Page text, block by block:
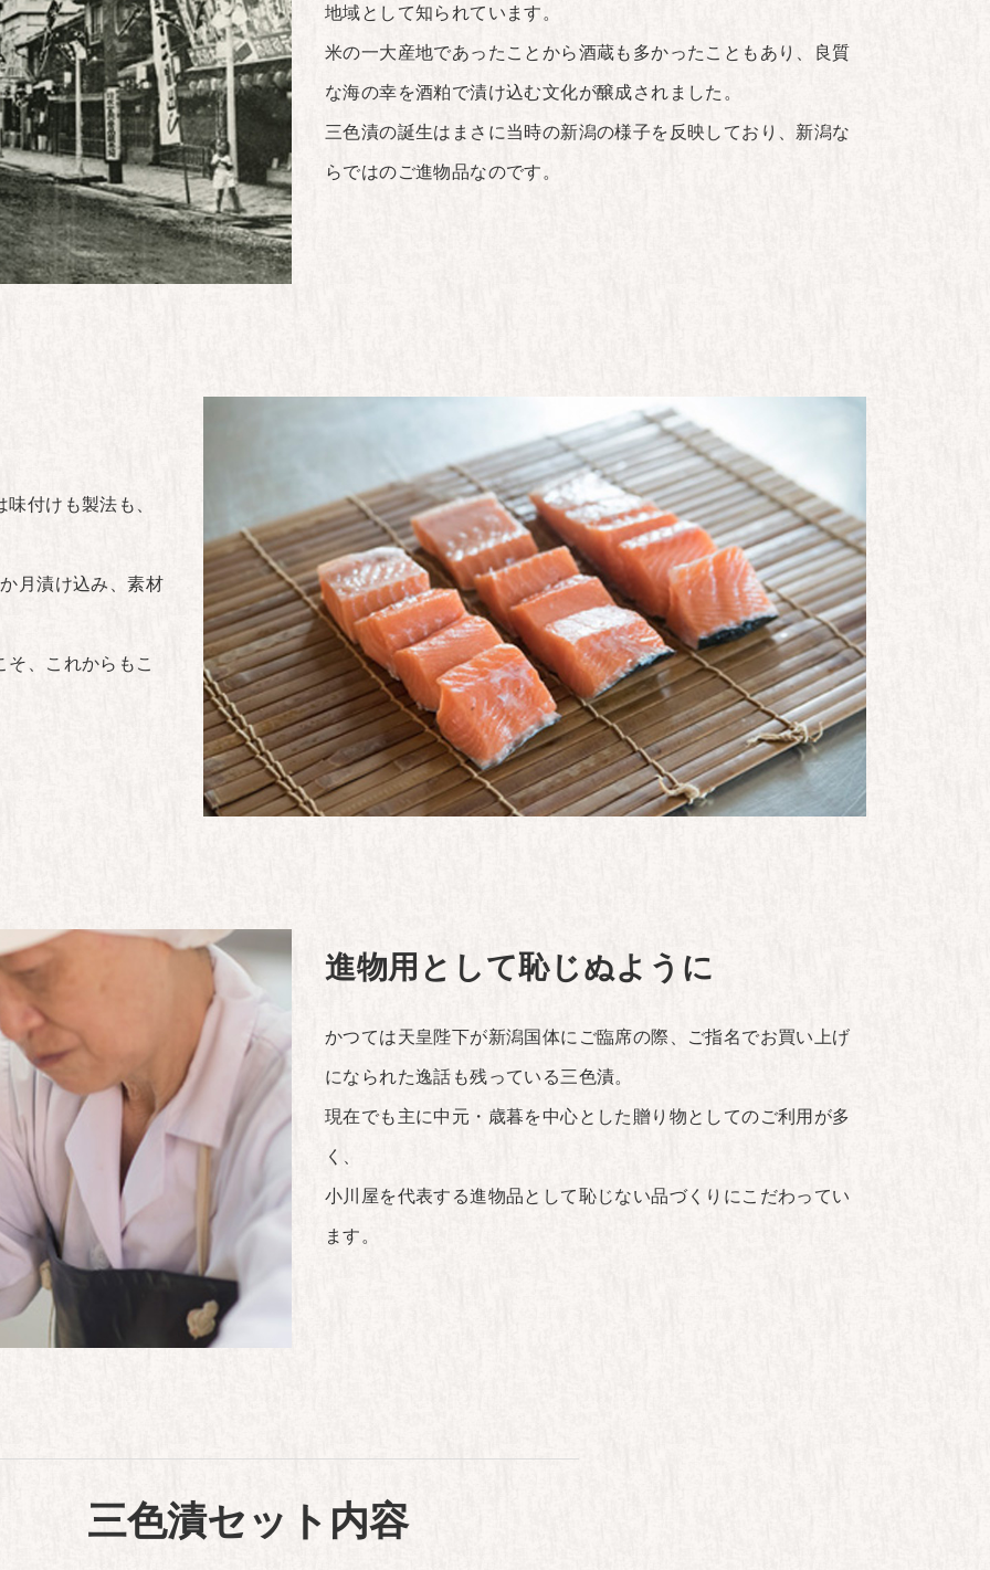
地域として知られています。
米の一大産地であったことから酒蔵も多かったこともあり、良質
な海の幸を酒粕で漬け込む文化が醸成されました。
三色漬の誕生はまさに当時の新潟の様子を反映しており、新潟な
らではのご進物品なのです。
付けも製法も、
月漬け込み、素材
、これからもこ
進物用として恥じぬように
かつては天皇陛下が新潟国体にご臨席の際、ご指名でお買い上げ
になられた逸話も残っている三色漬。
現在でも主に中元・歳暮を中心とした贈り物としてのご利用が多
く、
小川屋を代表する進物品として恥じない品づくりにこだわってい
ます。
三色漬セット内容